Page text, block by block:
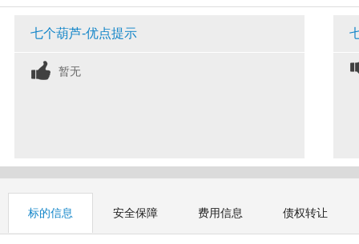
七个葫芦-优点提示
暂无
标的信息 安全保障 费用信息 债权转让